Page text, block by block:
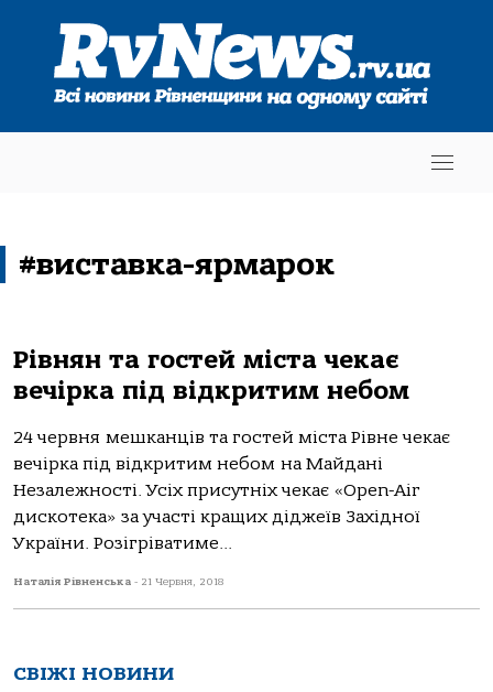
#виставка-ярмарок
Рівнян та гостей міста чекає
вечірка під відкритим небом
24 червня мешканців та гостей міста Рівне чекає
вечірка під відкритим небом на Майдані
Незалежності. Усіх присутніх чекає «Ореn-Air
дискотека» за участі кращих діджеїв Західної
України. Розігріватиме...
Наталія Рівненська - 21 Червня, 2018
СВІЖІ НОВИНИ